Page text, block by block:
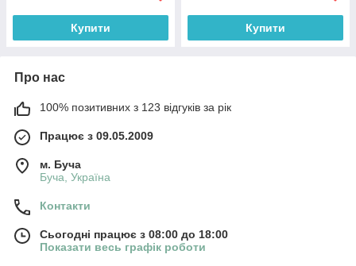
Купити Купити
Про нас
100% позитивних з 123 відгуків за рік
Працює з 09.05.2009
м. Буча
Буча, Україна
Контакти
Сьогодні працює з 08:00 до 18:00
Показати весь графік роботи